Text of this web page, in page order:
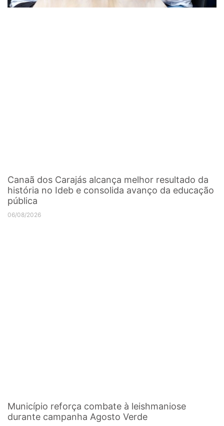
Canaã dos Carajás alcança melhor resultado da
história no Ideb e consolida avanço da educação
pública
06/08/2026
Município reforça combate à leishmaniose
durante campanha Agosto Verde